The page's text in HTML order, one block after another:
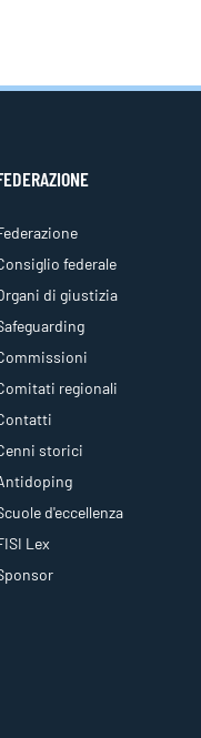
federale
di giustizia
regionali
storici
d'eccellenza
Lex